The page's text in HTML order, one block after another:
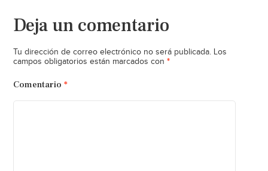
Deja un comentario
Tu dirección de correo electrónico no será publicada. Los
campos obligatorios están marcados con *
Comentario *